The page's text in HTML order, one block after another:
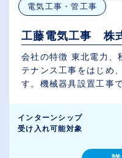
電気工事・管工事
工藤電気工事 株
会社の特徴 東北電力、
テナンス工事をはじめ
す。機械器具設置工事
インターンシップ
受け入れ可能対象